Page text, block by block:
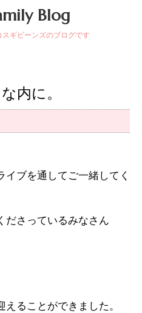
Blog
ギビーンズのブログです
内に。
ブを通してご一緒してく
ださっているみなさん
ることができました。